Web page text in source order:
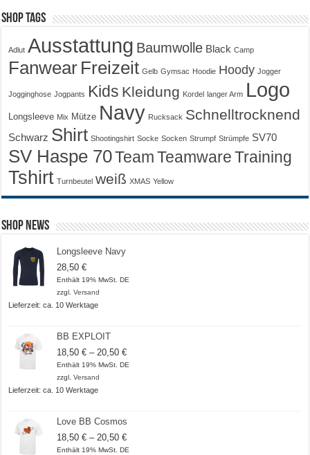
Shop Tags
Adlut Ausstattung Baumwolle Black Camp
Fanwear Freizeit Gelb Gymsac Hoodie Hoody Jogger
Jogginghose Jogpants Kids Kleidung Kordel langer Arm Logo
Longsleeve Mix Mütze Navy Rucksack Schnelltrocknend
Schwarz Shirt Shootingshirt Socke Socken Strumpf Strümpfe SV70
SV Haspe 70Team Teamware Training
Tshirt Turnbeutel weiß XMAS Yellow
Shop News
Longsleeve Navy
28,50€
Enthält 19% MwSt. DE
zzgl.Versand
Lieferzeit: ca. 10 Werktage
BB EXPLOIT
18,50€ – 20,50€Preisspanne:
18,50 €
Enthält 19% MwSt. DE
zzgl.Versand
Lieferzeit: ca. 10 Werktage
Love BB Cosmos
18,50€ – 20,50€Preisspanne:
18,50 €
Enthält 19% MwSt. DE